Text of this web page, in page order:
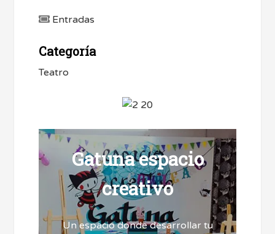
Entradas
Categoría
Teatro
Gatuna espacio
creativo
Un espacio donde desarrollar tu